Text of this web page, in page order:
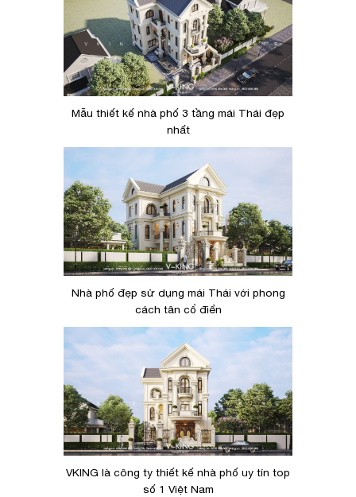
Mẫu thiết kế nhà phố 3 tầng mái Thái đẹp
nhất
Nhà phố đẹp sử dụng mái Thái với phong
cách tân cổ điển
VKING là công ty thiết kế nhà phố uy tín top
số 1 Việt Nam